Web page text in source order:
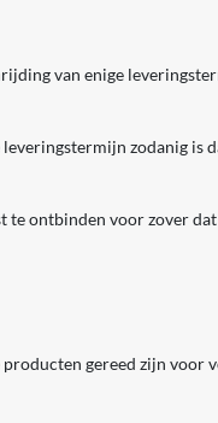
van enige
zodanig
ontbinden voor zover
gereed zijn